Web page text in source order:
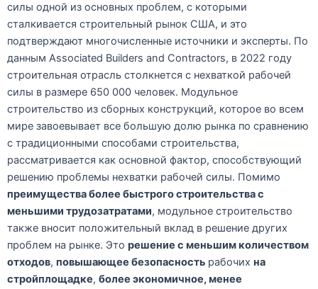
силы одной из основных проблем, с которыми
сталкивается строительный рынок США, и это
подтверждают многочисленные источники и эксперты. По
данным Associated Builders and Contractors, в 2022 году
строительная отрасль столкнется с нехваткой рабочей
силы в размере 650 000 человек. Модульное
строительство из сборных конструкций, которое во всем
мире завоевывает все большую долю рынка по сравнению
с традиционными способами строительства,
рассматривается как основной фактор, способствующий
решению проблемы нехватки рабочей силы. Помимо
преимущества более быстрого строительства с
меньшими трудозатратами, модульное строительство
также вносит положительный вклад в решение других
проблем на рынке. Это решение с меньшим количеством
отходов, повышающее безопасность рабочих на
стройплощадке, более экономичное, менее